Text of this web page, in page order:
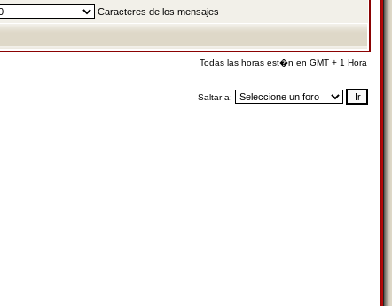
Caracteres de los mensajes
Todas las horas est�n en GMT + 1 Hora
Saltar a: